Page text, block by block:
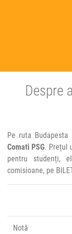
Despre
Pe ruta
Comati PSG. Prețul
pentru studenți,
comisioane, pe
Notă